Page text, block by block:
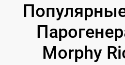
Morphy